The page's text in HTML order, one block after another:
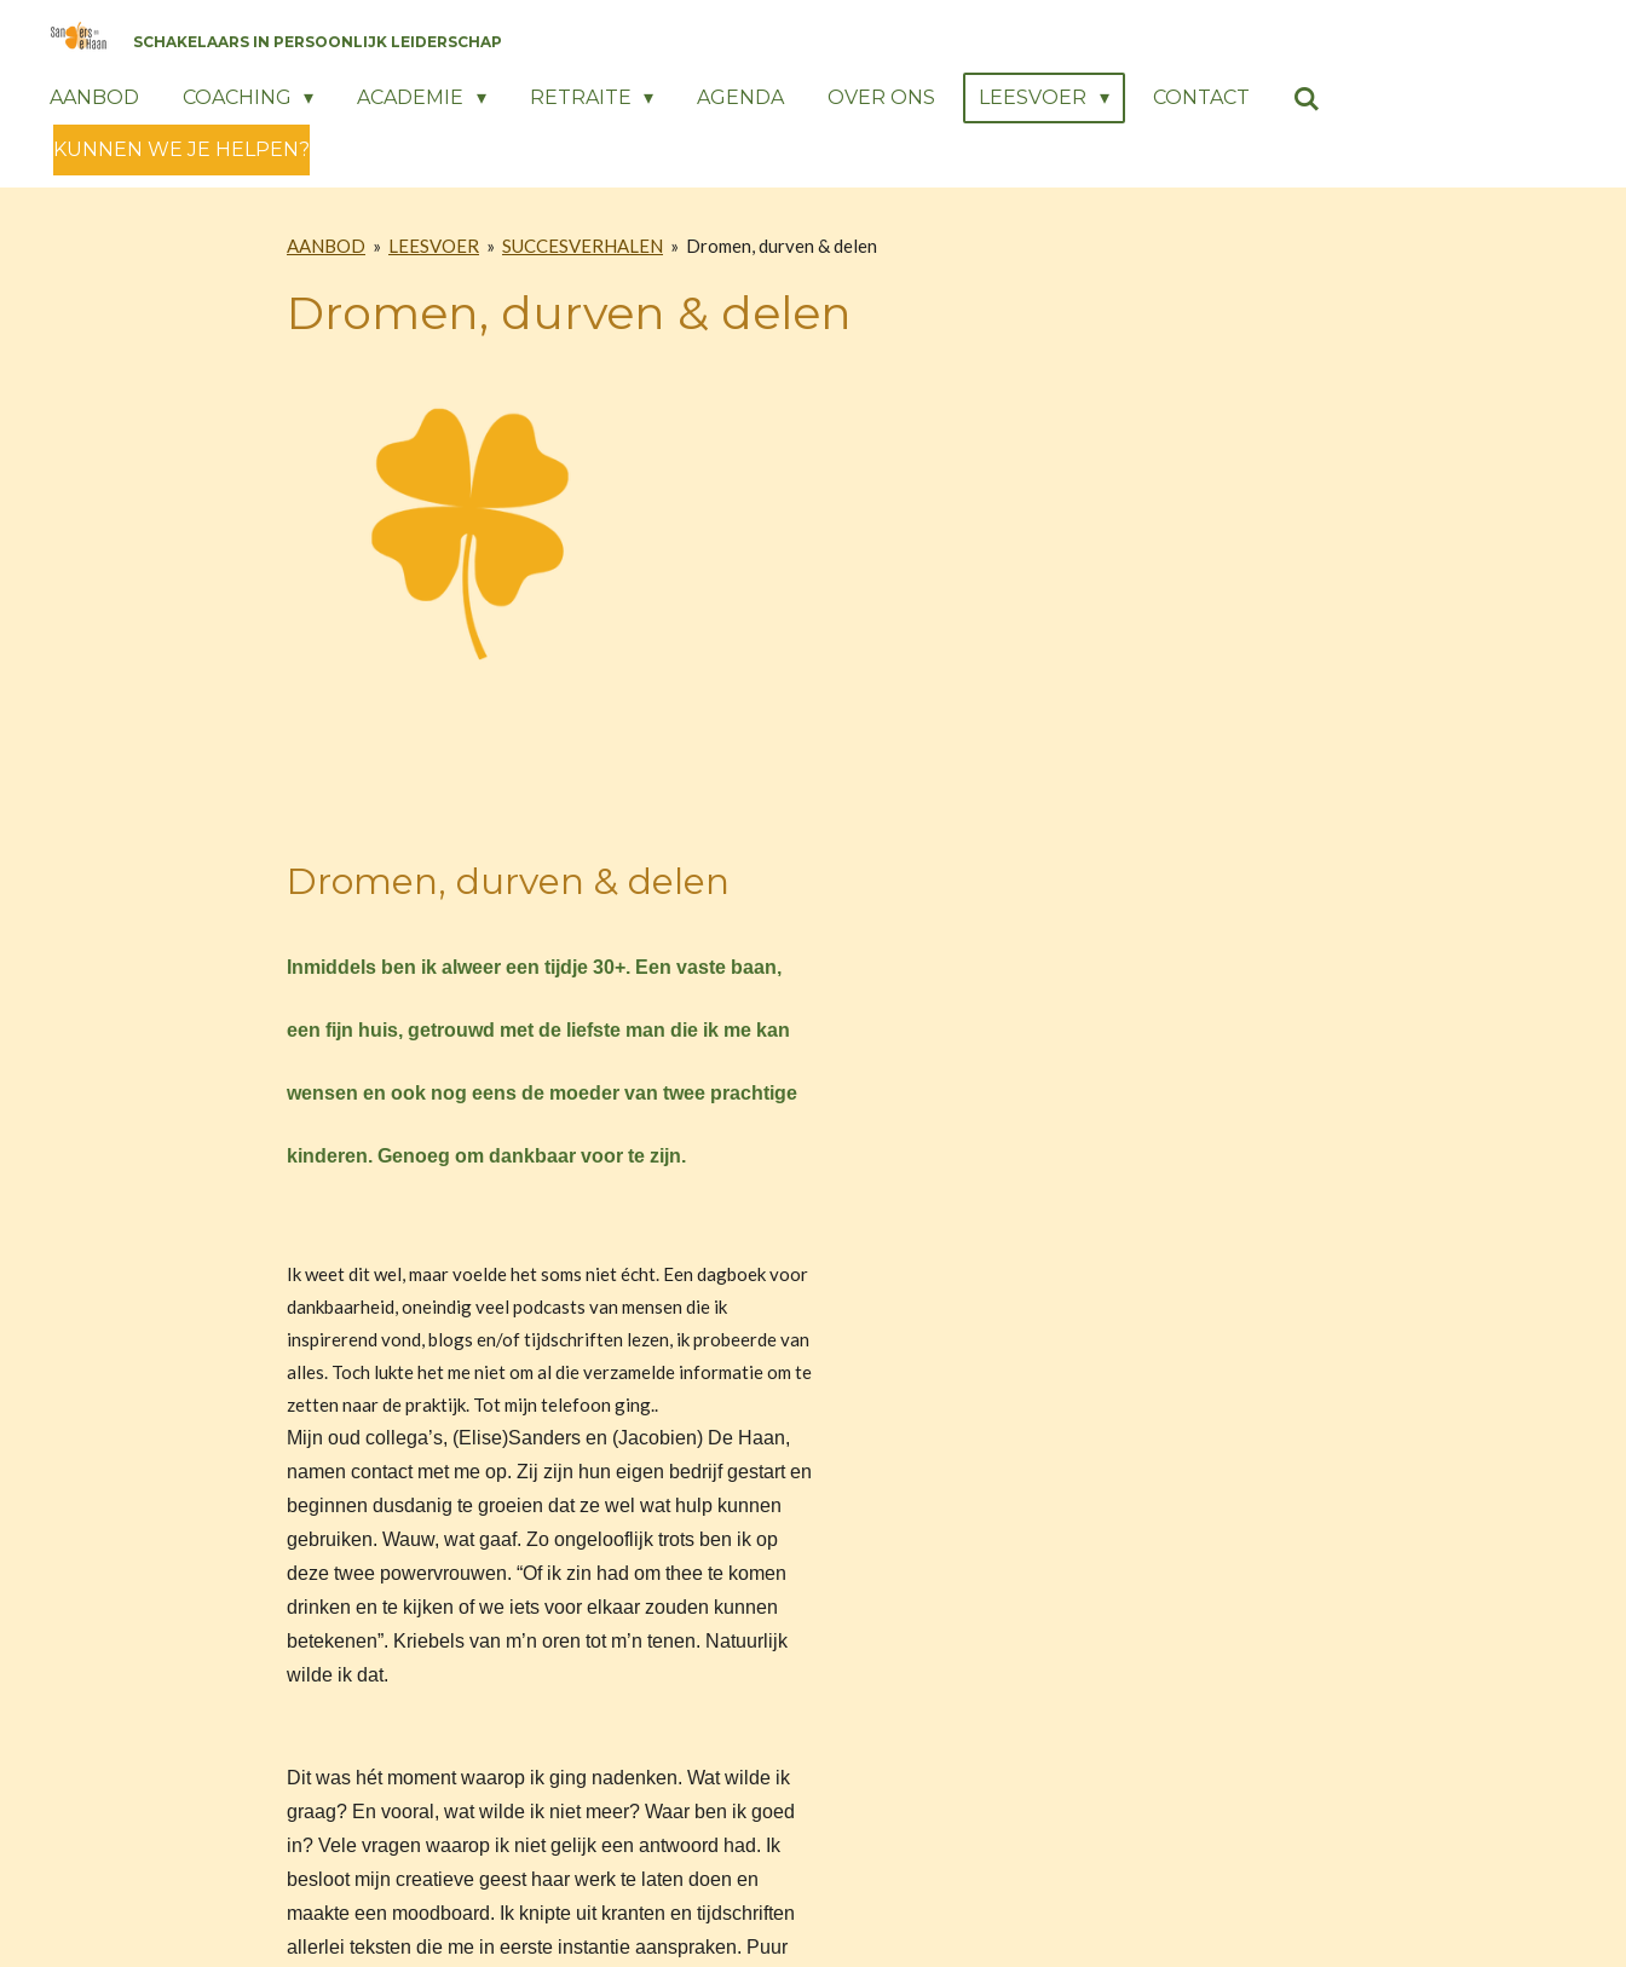
hoofdinhoud
SCHAKELAARS IN PERSOONLIJK LEIDERSCHAP
AANBOD COACHING ACADEMIE RETRAITE AGENDA OVER ONS LEESVOER CONTACT
KUNNEN WE JE HELPEN?
AANBOD » LEESVOER » SUCCESVERHALEN » Dromen, durven & delen
Dromen, durven & delen
Dromen, durven & delen
Inmiddels ben ik alweer een tijdje 30+. Een vaste baan,
een fijn huis, getrouwd met de liefste man die ik me kan
wensen en ook nog eens de moeder van twee prachtige
kinderen. Genoeg om dankbaar voor te zijn.
Ik weet dit wel, maar voelde het soms niet écht. Een dagboek voor
dankbaarheid, oneindig veel podcasts van mensen die ik
inspirerend vond, blogs en/of tijdschriften lezen, ik probeerde van
alles. Toch lukte het me niet om al die verzamelde informatie om te
zetten naar de praktijk. Tot mijn telefoon ging..
Mijn oud collega’s, (Elise)Sanders en (Jacobien) De Haan,
namen contact met me op. Zij zijn hun eigen bedrijf gestart en
beginnen dusdanig te groeien dat ze wel wat hulp kunnen
gebruiken. Wauw, wat gaaf. Zo ongelooflijk trots ben ik op
deze twee powervrouwen. “Of ik zin had om thee te komen
drinken en te kijken of we iets voor elkaar zouden kunnen
betekenen”. Kriebels van m’n oren tot m’n tenen. Natuurlijk
wilde ik dat.
Dit was hét moment waarop ik ging nadenken. Wat wilde ik
graag? En vooral, wat wilde ik niet meer? Waar ben ik goed
in? Vele vragen waarop ik niet gelijk een antwoord had. Ik
besloot mijn creatieve geest haar werk te laten doen en
maakte een moodboard. Ik knipte uit kranten en tijdschriften
allerlei teksten die me in eerste instantie aanspraken. Puur